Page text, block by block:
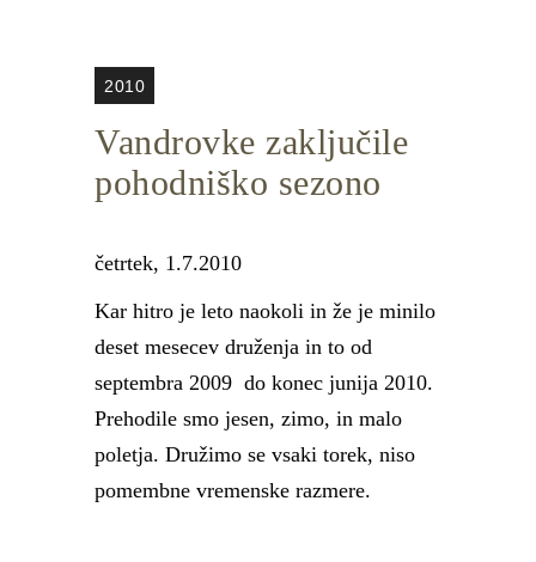
2010
Vandrovke zaključile
pohodniško sezono
četrtek, 1.7.2010
Kar hitro je leto naokoli in že je minilo
deset mesecev druženja in to od
septembra 2009 do konec junija 2010.
Prehodile smo jesen, zimo, in malo
poletja. Družimo se vsaki torek, niso
pomembne vremenske razmere.